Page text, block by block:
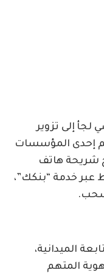
لجأ إلى تزوير
إحدى المؤسسات
شريحة هاتف
خدمة “بنكك”،
الميدانية،
المتهم